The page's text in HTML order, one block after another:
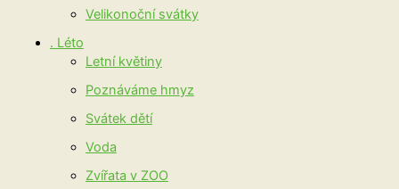
Velikonoční svátky
. Léto
Letní květiny
Poznáváme hmyz
Svátek dětí
Voda
Zvířata v ZOO